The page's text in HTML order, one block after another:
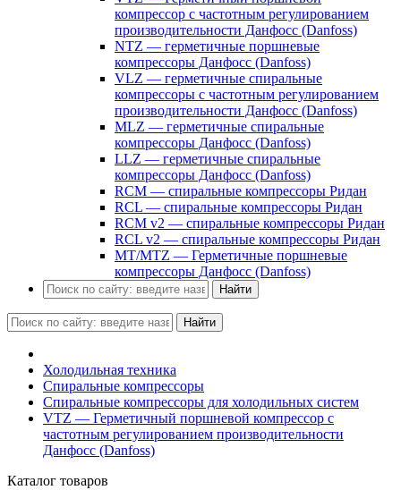
компрессор с частотным регулированием
производительности Данфосс (Danfoss)
NTZ — герметичные поршневые
компрессоры Данфосс (Danfoss)
VLZ — герметичные спиральные
компрессоры с частотным регулированием
производительности Данфосс (Danfoss)
MLZ — герметичные спиральные
компрессоры Данфосс (Danfoss)
LLZ — герметичные спиральные
компрессоры Данфосс (Danfoss)
RCM — спиральные компрессоры Ридан
RCL — спиральные компрессоры Ридан
RCM v2 — спиральные компрессоры Ридан
RCL v2 — спиральные компрессоры Ридан
MT/MTZ — Герметичные поршневые
компрессоры Данфосс (Danfoss)
Найти
Найти
Холодильная техника
Спиральные компрессоры
Спиральные компрессоры для холодильных систем
VTZ — Герметичный поршневой компрессор с
частотным регулированием производительности
Данфосс (Danfoss)
Каталог товаров